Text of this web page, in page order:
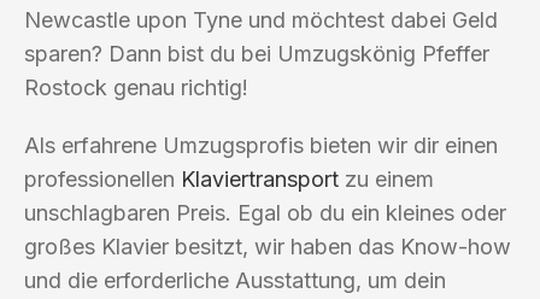
Newcastle upon Tyne und möchtest dabei Geld
sparen? Dann bist du bei Umzugskönig Pfeffer
Rostock genau richtig!
Als erfahrene Umzugsprofis bieten wir dir einen
professionellen Klaviertransport zu einem
unschlagbaren Preis. Egal ob du ein kleines oder
großes Klavier besitzt, wir haben das Know-how
und die erforderliche Ausstattung, um dein